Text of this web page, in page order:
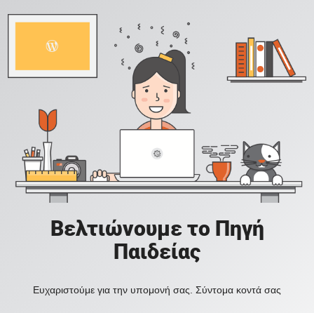
Βελτιώνουμε το Πηγή
Παιδείας
Ευχαριστούμε για την υπομονή σας. Σύντομα κοντά σας